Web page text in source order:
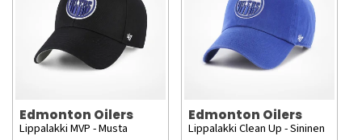
Edmonton Oilers
Lippalakki MVP - Musta
Edmonton Oilers
Lippalakki Clean Up - Sininen